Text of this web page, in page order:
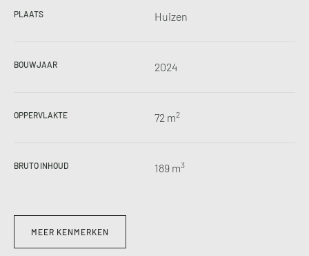
PLAATS Huizen
BOUWJAAR 2024
OPPERVLAKTE 72 m2
BRUTO INHOUD 189 m3
MEER KENMERKEN